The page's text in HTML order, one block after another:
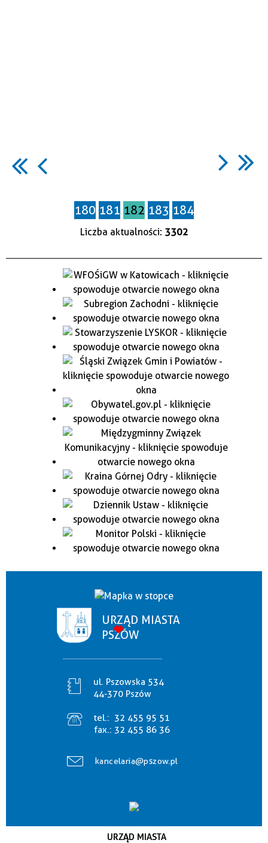
180 181 182 183 184
Liczba aktualności: 3302
URZĄD MIASTA
PSZÓW
ul. Pszowska 534
44-370 Pszów
tel.: 32 455 95 51
fax.: 32 455 86 36
kancelaria@pszow.pl
URZĄD MIASTA